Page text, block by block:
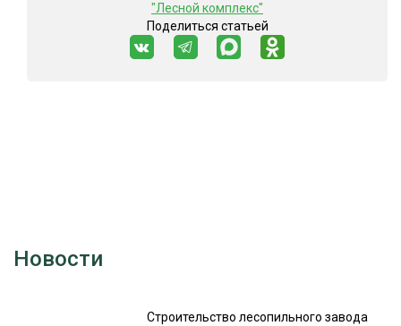
"Лесной комплекс"
Поделиться статьей
Новости
Строительство лесопильного завода